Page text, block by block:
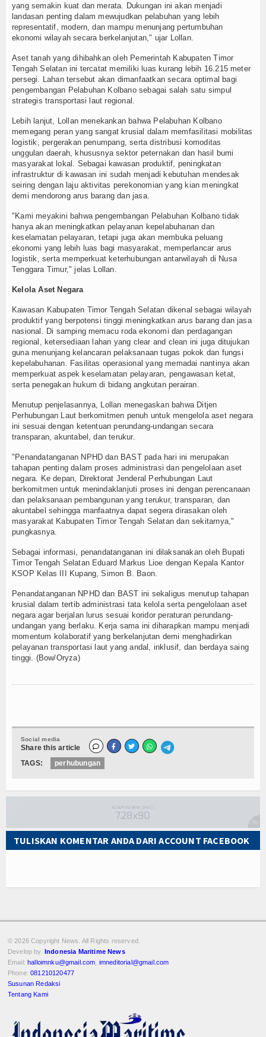
Channel
yang semakin kuat dan merata. Dukungan ini akan menjadi
landasan penting dalam mewujudkan pelabuhan yang lebih
representatif, modern, dan mampu menunjang pertumbuhan
ekonomi wilayah secara berkelanjutan," ujar Lollan.
Aset tanah yang dihibahkan oleh Pemerintah Kabupaten Timor
Tengah Selatan ini tercatat memiliki luas kurang lebih 16.215 meter
persegi. Lahan tersebut akan dimanfaatkan secara optimal bagi
pengembangan Pelabuhan Kolbano sebagai salah satu simpul
strategis transportasi laut regional.
Lebih lanjut, Lollan menekankan bahwa Pelabuhan Kolbano
memegang peran yang sangat krusial dalam memfasilitasi mobilitas
logistik, pergerakan penumpang, serta distribusi komoditas
unggulan daerah, khususnya sektor peternakan dan hasil bumi
masyarakat lokal. Sebagai kawasan produktif, peningkatan
infrastruktur di kawasan ini sudah menjadi kebutuhan mendesak
seiring dengan laju aktivitas perekonomian yang kian meningkat
demi mendorong arus barang dan jasa.
"Kami meyakini bahwa pengembangan Pelabuhan Kolbano tidak
hanya akan meningkatkan pelayanan kepelabuhanan dan
keselamatan pelayaran, tetapi juga akan membuka peluang
ekonomi yang lebih luas bagi masyarakat, memperlancar arus
logistik, serta memperkuat keterhubungan antarwilayah di Nusa
Tenggara Timur," jelas Lollan.
Kelola Aset Negara
​Kawasan Kabupaten Timor Tengah Selatan dikenal sebagai wilayah
produktif yang berpotensi tinggi meningkatkan arus barang dan jasa
nasional. Di samping memacu roda ekonomi dan perdagangan
regional, ketersediaan lahan yang clear and clean ini juga ditujukan
guna menunjang kelancaran pelaksanaan tugas pokok dan fungsi
kepelabuhanan. Fasilitas operasional yang memadai nantinya akan
memperkuat aspek keselamatan pelayaran, pengawasan ketat,
serta penegakan hukum di bidang angkutan perairan.
Menutup penjelasannya, Lollan menegaskan bahwa Ditjen
Perhubungan Laut berkomitmen penuh untuk mengelola aset negara
ini sesuai dengan ketentuan perundang-undangan secara
transparan, akuntabel, dan terukur.
"Penandatanganan NPHD dan BAST pada hari ini merupakan
tahapan penting dalam proses administrasi dan pengelolaan aset
negara. Ke depan, Direktorat Jenderal Perhubungan Laut
berkomitmen untuk menindaklanjuti proses ini dengan perencanaan
dan pelaksanaan pembangunan yang terukur, transparan, dan
akuntabel sehingga manfaatnya dapat segera dirasakan oleh
masyarakat Kabupaten Timor Tengah Selatan dan sekitarnya,"
pungkasnya.
Sebagai informasi, penandatanganan ini dilaksanakan oleh Bupati
Timor Tengah Selatan Eduard Markus Lioe dengan Kepala Kantor
KSOP Kelas III Kupang, Simon B. Baon.
​Penandatanganan NPHD dan BAST ini sekaligus menutup tahapan
krusial dalam tertib administrasi tata kelola serta pengelolaan aset
negara agar berjalan lurus sesuai koridor peraturan perundang-
undangan yang berlaku. Kerja sama ini diharapkan mampu menjadi
momentum kolaboratif yang berkelanjutan demi menghadirkan
pelayanan transportasi laut yang andal, inklusif, dan berdaya saing
tinggi. (Bow/Oryza)
Social media
Share this article
TAGS:
perhubungan
TULISKAN KOMENTAR ANDA DARI ACCOUNT FACEBOOK
© 2026 Copyright News. All Rights reserved.
Develop by. Indonesia Maritime News
Email:halloimnku@gmail.com imneditorial@gmail.com
Phone:081210120477
Susunan Redaksi
Tentang Kami